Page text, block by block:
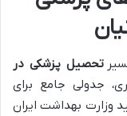
تحصیل پزشکی در
جدولی جامع برای
وزارت بهداشت ایران